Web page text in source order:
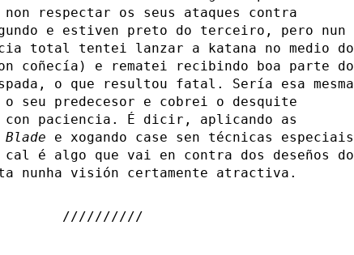
respectar os seus ataques contra
e estiven preto do terceiro, pero nun
total tentei lanzar a katana no medio do
coñecía) e rematei recibindo boa parte do
o que resultou fatal. Sería esa mesma
seu predecesor e cobrei o desquite
con paciencia. É dicir, aplicando as
Blade e xogando case sen técnicas especiais
é algo que vai en contra dos deseños do
nunha visión certamente atractiva.